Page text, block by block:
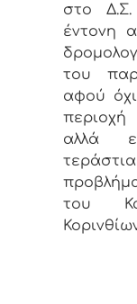
στο
έντονη
του
αφού
αλλά
του